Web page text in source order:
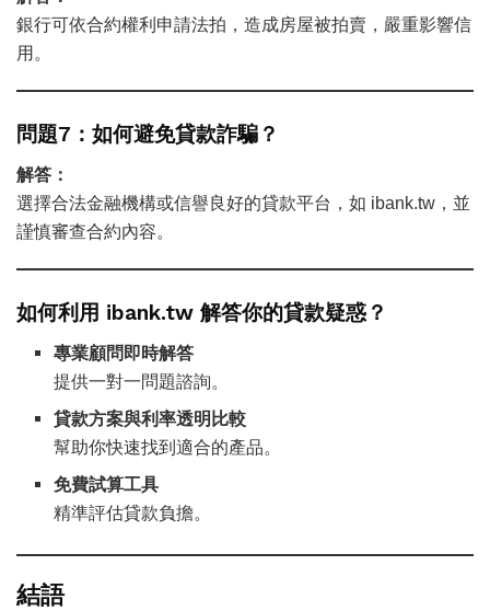
銀行可依合約權利申請法拍，造成房屋被拍賣，嚴重影響信
用。
問題7：如何避免貸款詐騙？
解答：
選擇合法金融機構或信譽良好的貸款平台，如 ibank.tw，並
謹慎審查合約內容。
如何利用 ibank.tw 解答你的貸款疑惑？
專業顧問即時解答
提供一對一問題諮詢。
貸款方案與利率透明比較
幫助你快速找到適合的產品。
免費試算工具
精準評估貸款負擔。
結語